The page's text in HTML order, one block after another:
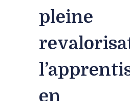
pleine
en